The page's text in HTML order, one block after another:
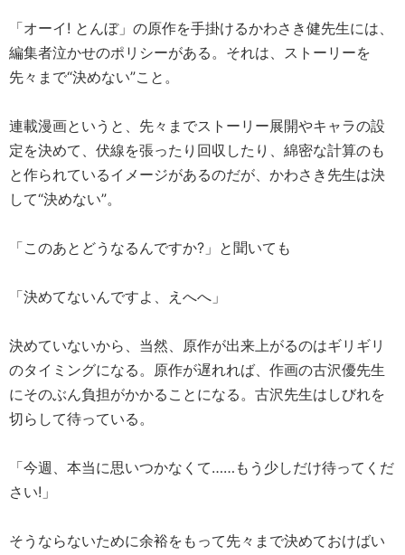
「オーイ! とんぼ」の原作を手掛けるかわさき健先生には、
編集者泣かせのポリシーがある。それは、ストーリーを
先々まで“決めない”こと。
連載漫画というと、先々までストーリー展開やキャラの設
定を決めて、伏線を張ったり回収したり、綿密な計算のも
と作られているイメージがあるのだが、かわさき先生は決
して“決めない”。
「このあとどうなるんですか?」と聞いても
「決めてないんですよ、えへへ」
決めていないから、当然、原作が出来上がるのはギリギリ
のタイミングになる。原作が遅れれば、作画の古沢優先生
にそのぶん負担がかかることになる。古沢先生はしびれを
切らして待っている。
「今週、本当に思いつかなくて……もう少しだけ待ってくだ
さい!」
そうならないために余裕をもって先々まで決めておけばい